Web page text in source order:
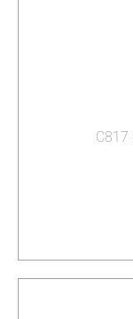
C817